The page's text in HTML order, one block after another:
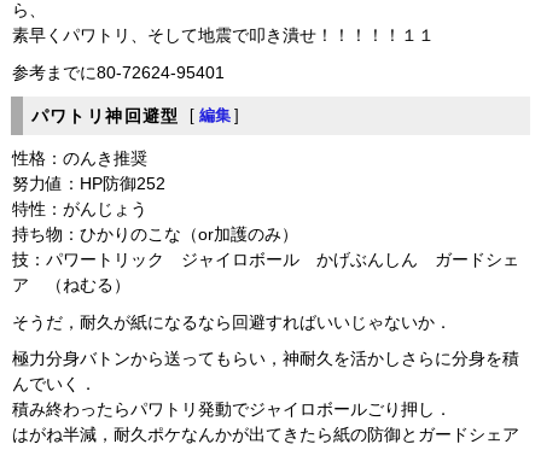
ら、
素早くパワトリ、そして地震で叩き潰せ！！！！！１１
参考までに80-72624-95401
パワトリ神回避型 [ 編集 ]
性格：のんき推奨
努力値：HP防御252
特性：がんじょう
持ち物：ひかりのこな（or加護のみ）
技：パワートリック ジャイロボール かげぶんしん ガードシェ
ア （ねむる）
そうだ，耐久が紙になるなら回避すればいいじゃないか．
極力分身バトンから送ってもらい，神耐久を活かしさらに分身を積
んでいく．
積み終わったらパワトリ発動でジャイロボールごり押し．
はがね半減，耐久ポケなんかが出てきたら紙の防御とガードシェア